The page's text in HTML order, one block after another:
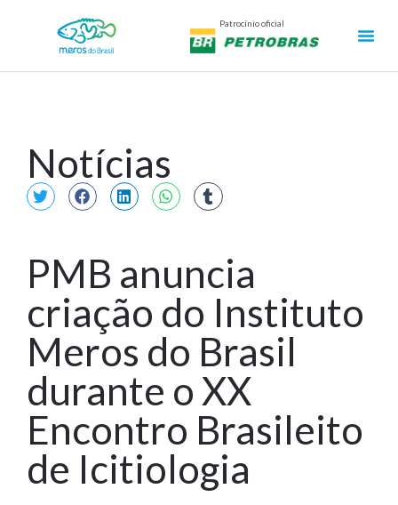
Patrocínio oficial
Notícias
PMB anuncia
criação do Instituto
Meros do Brasil
durante o XX
Encontro Brasileito
de Icitiologia